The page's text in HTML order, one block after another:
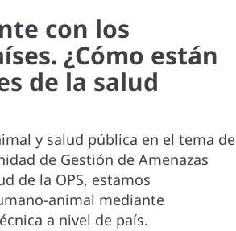
con los
¿Cómo están
de la salud
y salud pública en el tema de
de Gestión de Amenazas
de la OPS, estamos
animal mediante
a nivel de país.